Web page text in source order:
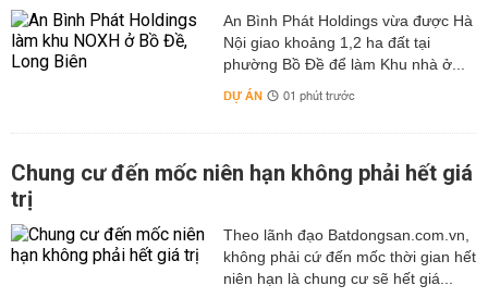
An Bình Phát Holdings vừa được Hà
Nội giao khoảng 1,2 ha đất tại
phường Bồ Đề để làm Khu nhà ở...
DỰ ÁN 01 phút trước
Chung cư đến mốc niên hạn không phải hết giá
trị
Theo lãnh đạo Batdongsan.com.vn,
không phải cứ đến mốc thời gian hết
niên hạn là chung cư sẽ hết giá...